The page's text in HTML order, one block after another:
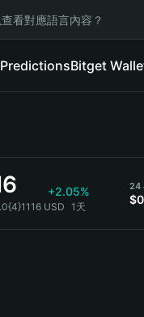
看對應語言內容？
PredictionsBitget
+2.05%
USD 1天
24